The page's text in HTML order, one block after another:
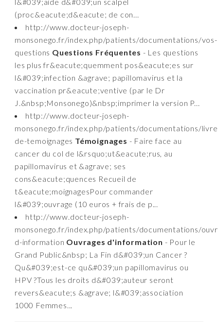
(proc&eacute;d&eacute; de con...
http://www.docteur-joseph-
monsonego.fr/index.php/patients/documentations/vos-
questions Questions Fréquentes - Les questions
les plus fr&eacute;quemment pos&eacute;es sur
l&#039;infection &agrave; papillomavirus et la
vaccination pr&eacute;ventive (par le Dr
J.&nbsp;Monsonego)&nbsp;imprimer la version P...
http://www.docteur-joseph-
monsonego.fr/index.php/patients/documentations/
de-temoignages Témoignages - Faire face au
cancer du col de l&rsquo;ut&eacute;rus, au
papillomavirus et &agrave; ses
cons&eacute;quences Recueil de
t&eacute;moignagesPour commander
l&#039;ouvrage (10 euros + frais de p...
http://www.docteur-joseph-
monsonego.fr/index.php/patients/documentations/
d-information Ouvrages d'information - Pour le
Grand Public&nbsp; La Fin d&#039;un Cancer ?
Qu&#039;est-ce qu&#039;un papillomavirus ou
HPV ?Tous les droits d&#039;auteur seront
revers&eacute;s &agrave; l&#039;association
1000 Femmes...